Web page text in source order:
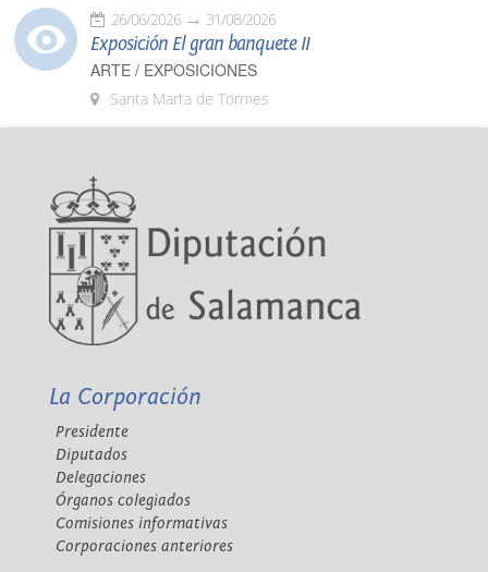
26/06/2026 31/08/2026
Exposición El gran banquete II
ARTE / EXPOSICIONES
Santa Marta de Tormes
La Corporación
Presidente
Diputados
Delegaciones
Órganos colegiados
Comisiones informativas
Corporaciones anteriores